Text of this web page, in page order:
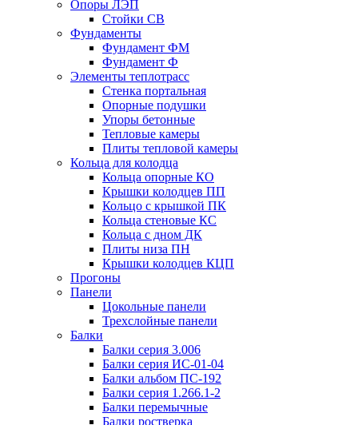
Опоры ЛЭП
Стойки СВ
Фундаменты
Фyндамент ФМ
Фyндамент Ф
Элементы теплотрасс
Стенка портальная
Опорные подушки
Упоры бетонные
Тепловые камеры
Плиты тепловой камеры
Кольца для колодца
Кольца опорные КО
Крышки колодцев ПП
Кольцо с крышкой ПК
Кольца стеновые КС
Кольца с дном ДК
Плиты низа ПН
Крышки колодцев КЦП
Прогоны
Панели
Цокольные панели
Трехслойные панели
Балки
Балки серия 3.006
Балки серия ИС-01-04
Балки альбом ПС-192
Балки серия 1.266.1-2
Балки перемычные
Балки ростверка